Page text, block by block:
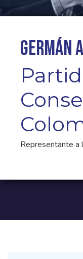
Germán
Representante a